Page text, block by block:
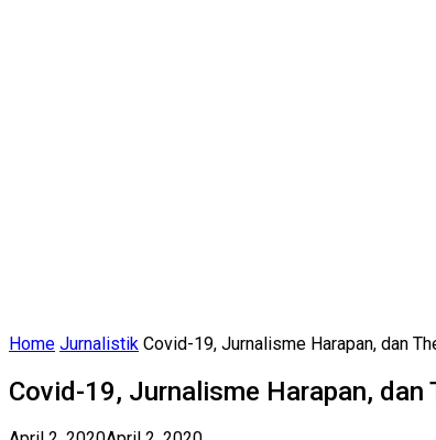
Home Jurnalistik Covid-19, Jurnalisme Harapan, dan
Covid-19, Jurnalisme Harapan, dan